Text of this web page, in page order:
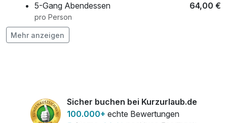
5-Gang Abendessen 64,00 €
pro Person
pro Stück
Mehr anzeigen
Sicher buchen bei Kurzurlaub.de
100.000+ echte Bewertungen